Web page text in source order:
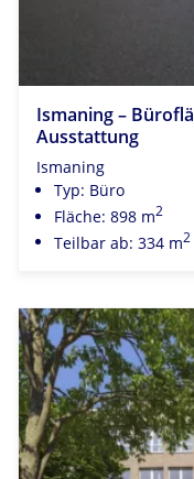
Ismaning –
Ausstattung
Ismaning
Typ: Büro
Fläche: 898 m2
Teilbar ab: 334 m2